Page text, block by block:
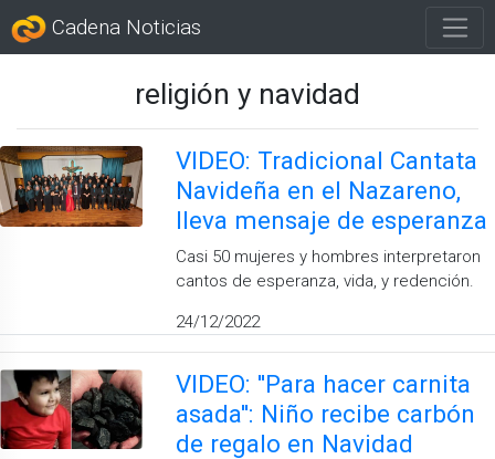
Cadena Noticias
religión y navidad
VIDEO: Tradicional Cantata
Navideña en el Nazareno,
lleva mensaje de esperanza
Casi 50 mujeres y hombres interpretaron
cantos de esperanza, vida, y redención.
24/12/2022
VIDEO: ''Para hacer carnita
asada'': Niño recibe carbón
de regalo en Navidad